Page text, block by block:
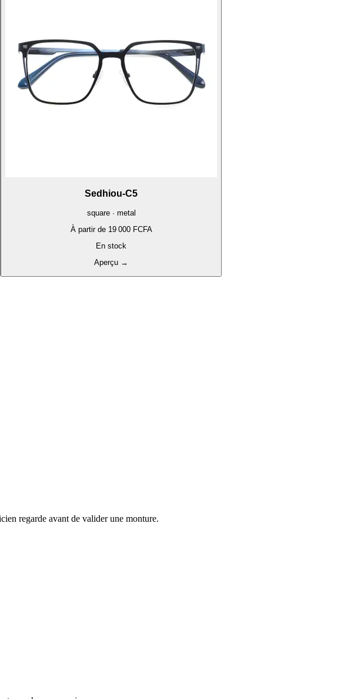
Sedhiou-C5
square · metal
À partir de 19 000 FCFA
En stock
Aperçu →
regarde avant de valider une monture.